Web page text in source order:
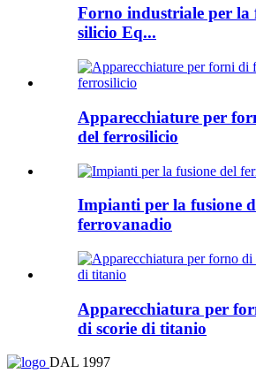
Forno industriale per la
silicio Eq...
Apparecchiature per
del ferrosilicio
Impianti per la fusione
ferrovanadio
Apparecchiatura per
di scorie di titanio
DAL 1997